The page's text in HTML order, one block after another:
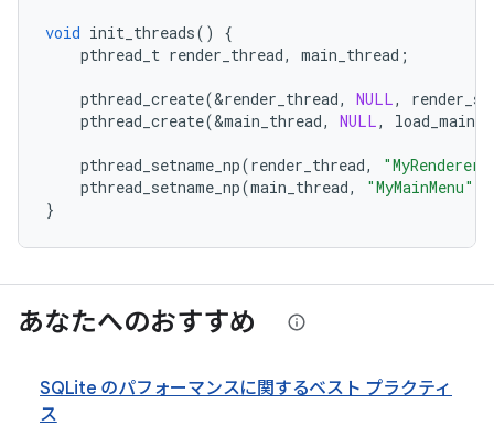
void init_threads()
{
pthread_t render_thread, main_thread ;
pthread_create(&render_thread, NULL,
pthread_create(&main_thread, NULL,
pthread_setname_np(render_thread, "MyRenderer"
pthread_setname_np(main_thread, "MyMainMenu"
}
あなたへのおすすめ
SQLite のパフォーマンスに関するベスト プラクティ
ス